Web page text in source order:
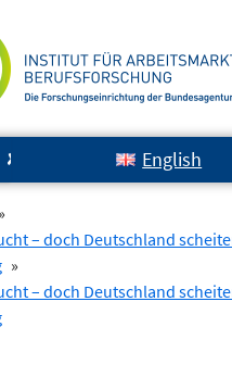
✘ English
»
– doch Deutschland
»
– doch Deutschland